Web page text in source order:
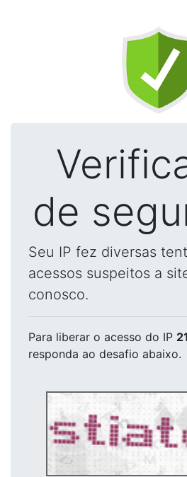
de
Seu IP fez diversas
acessos suspeitos a
conosco.
Para liberar o acesso do IP
responda ao desafio abaixo.